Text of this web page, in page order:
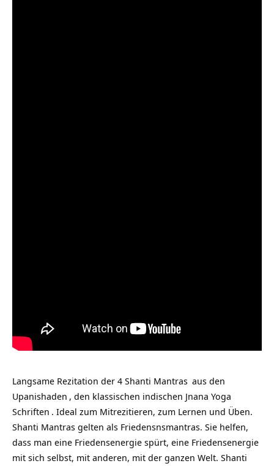
Langsame Rezitation der 4 Shanti Mantras aus den
Upanishaden , den klassischen indischen Jnana Yoga
Schriften . Ideal zum Mitrezitieren, zum Lernen und Üben.
Shanti Mantras gelten als Friedensnsmantras. Sie helfen,
dass man eine Friedensenergie spürt, eine Friedensenergie
mit sich selbst, mit anderen, mit der ganzen Welt. Shanti